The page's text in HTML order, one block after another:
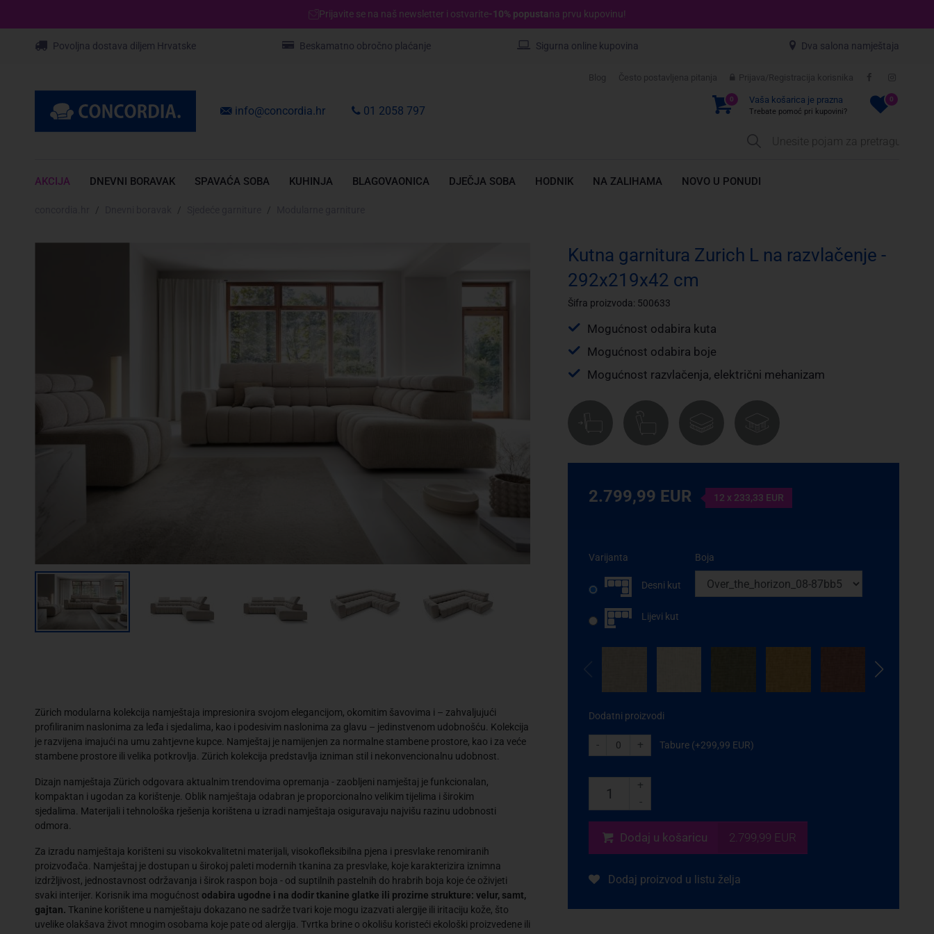
Prijavite se na naš newsletter i ostvarite-10% popustana prvu kupovinu!
Povoljna dostava diljem Hrvatske Beskamatno obročno plaćanje Sigurna online kupovina Dva salona namještaja
Blog Često postavljena pitanja Prijava/Registracija korisnika
0 Vaša košarica je prazna
Trebate pomoć pri kupovini?
0
info@concordia.hr 01 2058 797
AKCIJA DNEVNI BORAVAK SPAVAĆA SOBA KUHINJA BLAGOVAONICA DJEČJA SOBA HODNIK NA ZALIHAMA NOVO U PONUDI
Zürich modularna kolekcija namještaja impresionira svojom elegancijom, okomitim šavovima i – zahvaljujući
profiliranim naslonima za leđa i sjedalima, kao i podesivim naslonima za glavu – jedinstvenom udobnošću. Kolekcija
je razvijena imajući na umu zahtjevne kupce. Namještaj je namijenjen za normalne stambene prostore, kao i za veće
stambene prostore ili velika potkrovlja. Zürich kolekcija predstavlja izniman stil i nekonvencionalnu udobnost.
Dizajn namještaja Zürich odgovara aktualnim trendovima opremanja - zaobljeni namještaj je funkcionalan,
kompaktan i ugodan za korištenje. Oblik namještaja odabran je proporcionalno velikim tijelima i širokim
sjedalima. Materijali i tehnološka rješenja korištena u izradi namještaja osiguravaju najvišu razinu udobnosti
odmora.
Za izradu namještaja korišteni su visokokvalitetni materijali, visokofleksibilna pjena i presvlake renomiranih
proizvođača. Namještaj je dostupan u širokoj paleti modernih tkanina za presvlake, koje karakterizira iznimna
izdržljivost, jednostavnost održavanja i širok raspon boja - od suptilnih pastelnih do hrabrih boja koje će oživjeti
svaki interijer. Korisnik ima mogućnost odabira ugodne i na dodir tkanine glatke ili prozirne strukture: velur, samt,
gajtan. Tkanine korištene u namještaju dokazano ne sadrže tvari koje mogu izazvati alergije ili iritaciju kože, što
uvelike olakšava život mnogim osobama koje pate od alergija. Tvrtka brine o okolišu koristeći ekološki proizvedene ili
Kutna garnitura Zurich L na razvlačenje -
292x219x42 cm
Šifra proizvoda: 500633
Mogućnost odabira kuta
Mogućnost odabira boje
Mogućnost razvlačenja, električni mehanizam
2.799,99 EUR 12 x 233,33 EUR
Varijanta
Desni kut
Lijevi kut
Boja
Dodatni proizvodi
- + Tabure (+299,99 EUR)
+
-
Dodaj u košaricu 2.799,99 EUR
Dodaj proizvod u listu želja